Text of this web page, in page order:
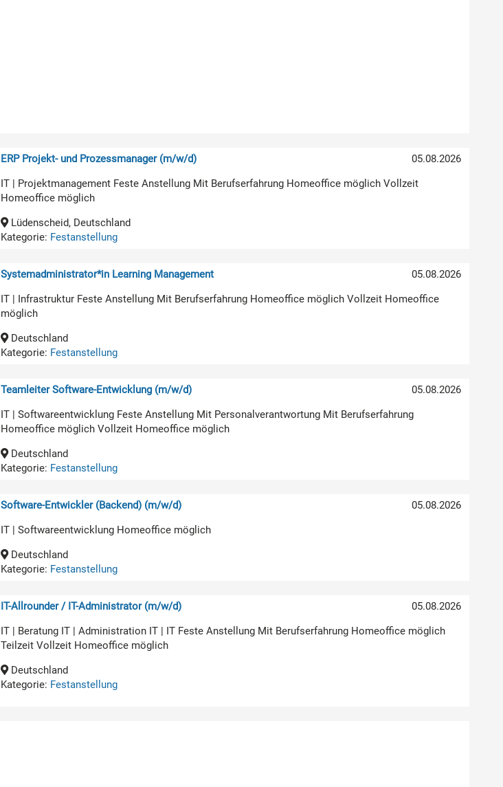
05.08.2026
ERP Projekt- und Prozessmanager (m/w/d)
IT | Projektmanagement Feste Anstellung Mit Berufserfahrung Homeoffice möglich Vollzeit
Homeoffice möglich
Lüdenscheid, Deutschland
Kategorie: Festanstellung
05.08.2026
Systemadministrator*in Learning Management
IT | Infrastruktur Feste Anstellung Mit Berufserfahrung Homeoffice möglich Vollzeit Homeoffice
möglich
Deutschland
Kategorie: Festanstellung
05.08.2026
Teamleiter Software-Entwicklung (m/w/d)
IT | Softwareentwicklung Feste Anstellung Mit Personalverantwortung Mit Berufserfahrung
Homeoffice möglich Vollzeit Homeoffice möglich
Deutschland
Kategorie: Festanstellung
05.08.2026
Software-Entwickler (Backend) (m/w/d)
IT | Softwareentwicklung Homeoffice möglich
Deutschland
Kategorie: Festanstellung
05.08.2026
IT-Allrounder / IT-Administrator (m/w/d)
IT | Beratung IT | Administration IT | IT Feste Anstellung Mit Berufserfahrung Homeoffice möglich
Teilzeit Vollzeit Homeoffice möglich
Deutschland
Kategorie: Festanstellung